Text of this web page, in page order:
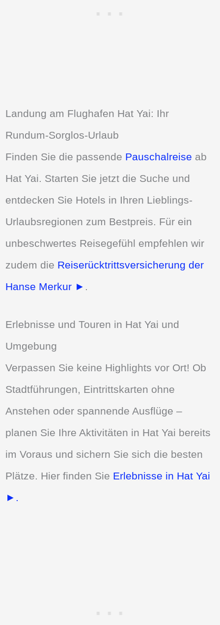
Landung am Flughafen Hat Yai: Ihr
Rundum-Sorglos-Urlaub
Finden Sie die passende Pauschalreise ab
Hat Yai. Starten Sie jetzt die Suche und
entdecken Sie Hotels in Ihren Lieblings-
Urlaubsregionen zum Bestpreis. Für ein
unbeschwertes Reisegefühl empfehlen wir
zudem die Reiserücktrittsversicherung der
Hanse Merkur ► .
Erlebnisse und Touren in Hat Yai und
Umgebung
Verpassen Sie keine Highlights vor Ort! Ob
Stadtführungen, Eintrittskarten ohne
Anstehen oder spannende Ausflüge –
planen Sie Ihre Aktivitäten in Hat Yai bereits
im Voraus und sichern Sie sich die besten
Plätze. Hier finden Sie Erlebnisse in Hat Yai
►.